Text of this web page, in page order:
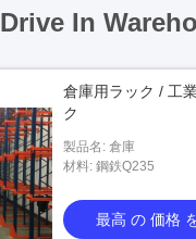
Drive In
倉庫用ラック / 工
ク
製品名: 倉庫
材料: 鋼鉄Q235
最高 の 価格